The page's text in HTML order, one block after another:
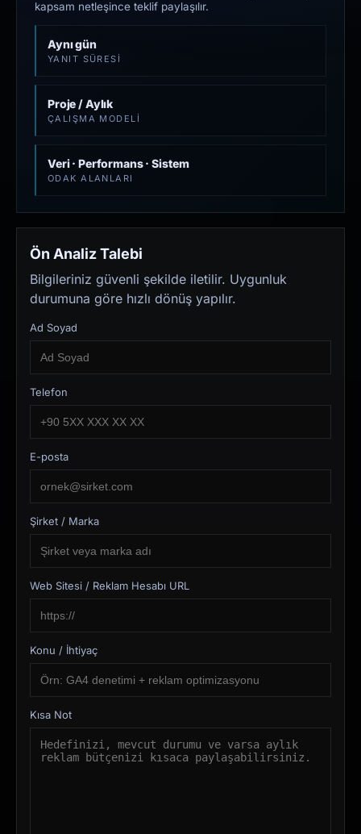
kapsam netleşince teklif paylaşılır.
Aynı gün
YANIT SÜRESI
Proje / Aylık
ÇALIŞMA MODELI
Veri · Performans · Sistem
ODAK ALANLARI
Ön Analiz Talebi
Bilgileriniz güvenli şekilde iletilir. Uygunluk
durumuna göre hızlı dönüş yapılır.
Ad Soyad
Telefon
E-posta
Şirket / Marka
Web Sitesi / Reklam Hesabı URL
Konu / İhtiyaç
Kısa Not